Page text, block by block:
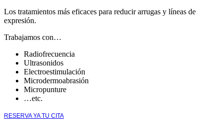
Los tratamientos más eficaces para reducir arrugas y líneas de
expresión.
Trabajamos con…
Radiofrecuencia
Ultrasonidos
Electroestimulación
Microdermoabrasión
Micropunture
…etc.
RESERVA YA TU CITA